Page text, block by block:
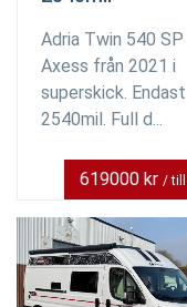
Adria Twin 540 SP
Axess från 2021 i
superskick. Endast
2540mil. Full d...
619000 kr /